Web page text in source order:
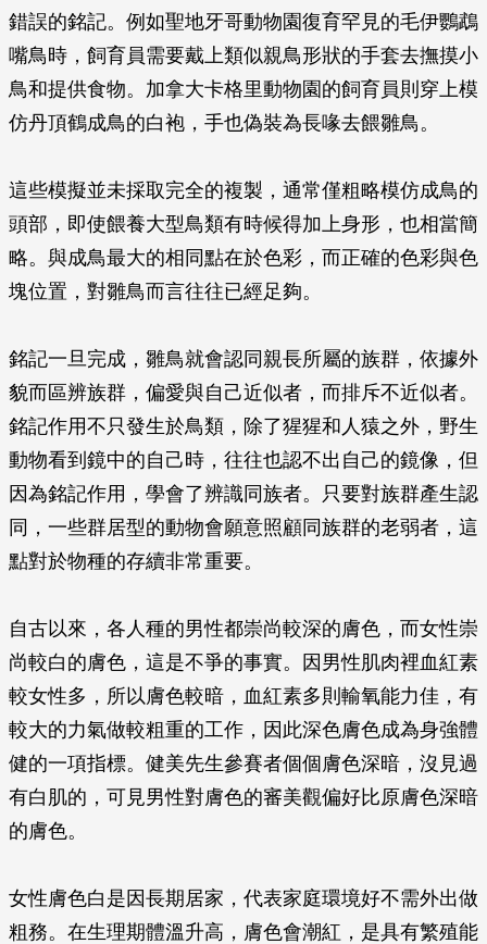
錯誤的銘記。例如聖地牙哥動物園復育罕見的毛伊鸚鵡
嘴鳥時，飼育員需要戴上類似親鳥形狀的手套去撫摸小
鳥和提供食物。加拿大卡格里動物園的飼育員則穿上模
仿丹頂鶴成鳥的白袍，手也偽裝為長喙去餵雛鳥。
這些模擬並未採取完全的複製，通常僅粗略模仿成鳥的
頭部，即使餵養大型鳥類有時候得加上身形，也相當簡
略。與成鳥最大的相同點在於色彩，而正確的色彩與色
塊位置，對雛鳥而言往往已經足夠。
銘記一旦完成，雛鳥就會認同親長所屬的族群，依據外
貌而區辨族群，偏愛與自己近似者，而排斥不近似者。
銘記作用不只發生於鳥類，除了猩猩和人猿之外，野生
動物看到鏡中的自己時，往往也認不出自己的鏡像，但
因為銘記作用，學會了辨識同族者。只要對族群產生認
同，一些群居型的動物會願意照顧同族群的老弱者，這
點對於物種的存續非常重要。
自古以來，各人種的男性都崇尚較深的膚色，而女性崇
尚較白的膚色，這是不爭的事實。因男性肌肉裡血紅素
較女性多，所以膚色較暗，血紅素多則輸氧能力佳，有
較大的力氣做較粗重的工作，因此深色膚色成為身強體
健的一項指標。健美先生參賽者個個膚色深暗，沒見過
有白肌的，可見男性對膚色的審美觀偏好比原膚色深暗
的膚色。
女性膚色白是因長期居家，代表家庭環境好不需外出做
粗務。在生理期體溫升高，膚色會潮紅，是具有繁殖能